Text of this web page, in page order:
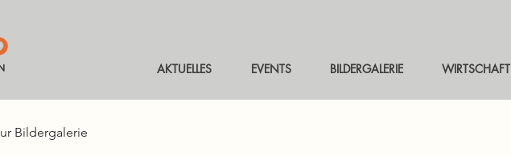
AKTUELLES EVENTS BILDERGALERIE WIRTSCHAFT
Bildergalerie